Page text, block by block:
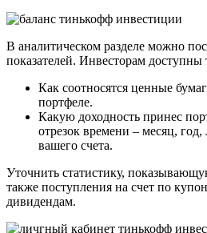
В аналитическом разделе можно
показателей. Инвесторам доступны
Как соотносятся ценные
портфеле.
Какую доходность принес
отрезок времени – месяц,
вашего счета.
Уточнить статистику,
также поступления на счет по
дивидендам.